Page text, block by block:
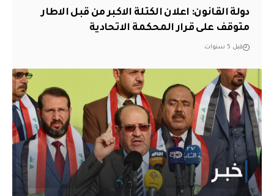
دولة القانون: اعلان الكتلة الاكبر من قبل الاطار
متوقف على قرار المحكمة الاتحادية
قبل 5 سنوات